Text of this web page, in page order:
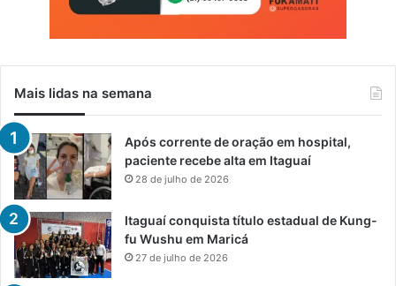
Mais lidas na semana
Após corrente de oração em hospital,
paciente recebe alta em Itaguaí
28 de julho de 2026
Itaguaí conquista título estadual de Kung-
fu Wushu em Maricá
27 de julho de 2026